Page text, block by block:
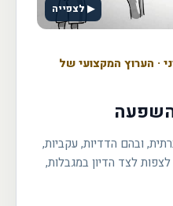
▶ לצפייה
· הערוץ המקצועי של
ובהם הדדיות, עקביות,
לצד הדיון במגבלות,